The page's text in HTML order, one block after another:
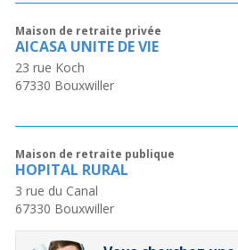
Maison de retraite privée
AICASA UNITE DE VIE
23 rue Koch
67330 Bouxwiller
Maison de retraite publique
HOPITAL RURAL
3 rue du Canal
67330 Bouxwiller